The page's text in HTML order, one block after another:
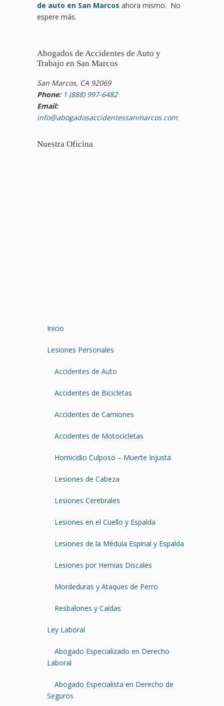
de auto en San Marcos ahora mismo. No
espere más.
Abogados de Accidentes de Auto y
Trabajo en San Marcos
San Marcos, CA 92069
Phone: 1 (888) 997-6482
Email:
info@abogadosaccidentessanmarcos.com
Nuestra Oficina
Inicio
Lesiones Personales
Accidentes de Auto
Accidentes de Bicicletas
Accidentes de Camiones
Accidentes de Motocicletas
Homicidio Culposo – Muerte Injusta
Lesiones de Cabeza
Lesiones Cerebrales
Lesiones en el Cuello y Espalda
Lesiones de la Médula Espinal y Espalda
Lesiones por Hernias Discales
Mordeduras y Ataques de Perro
Resbalones y Caídas
Ley Laboral
Abogado Especializado en Derecho
Laboral
Abogado Especialista en Derecho de
Seguros